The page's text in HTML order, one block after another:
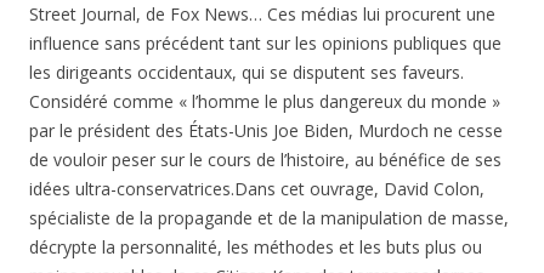
Street Journal, de Fox News… Ces médias lui procurent une
influence sans précédent tant sur les opinions publiques que
les dirigeants occidentaux, qui se disputent ses faveurs.
Considéré comme « l’homme le plus dangereux du monde »
par le président des États-Unis Joe Biden, Murdoch ne cesse
de vouloir peser sur le cours de l’histoire, au bénéfice de ses
idées ultra-conservatrices.Dans cet ouvrage, David Colon,
spécialiste de la propagande et de la manipulation de masse,
décrypte la personnalité, les méthodes et les buts plus ou